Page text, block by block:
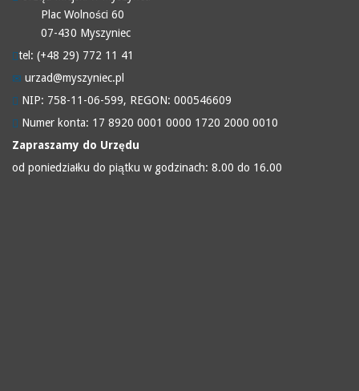
Plac Wolności 60
07-430 Myszyniec
tel: (+48 29) 772 11 41
urzad@myszyniec.pl
NIP: 758-11-06-599, REGON: 000546609
Numer konta: 17 8920 0001 0000 1720 2000 0010
Zapraszamy do Urzędu
od poniedziałku do piątku w godzinach: 8.00 do 16.00